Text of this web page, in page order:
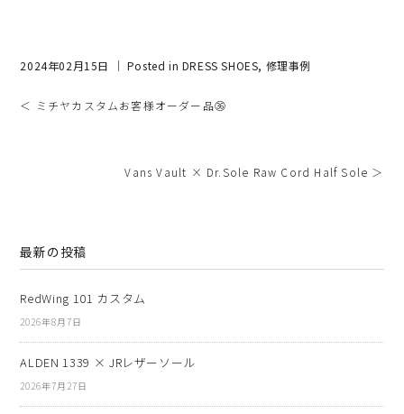
2024年02月15日 ｜ Posted in DRESS SHOES, 修理事例
＜ ミチヤカスタムお客様オーダー品㊱
Vans Vault × Dr.Sole Raw Cord Half Sole ＞
最新の投稿
RedWing 101 カスタム
2026年8月7日
ALDEN 1339 × JRレザーソール
2026年7月27日